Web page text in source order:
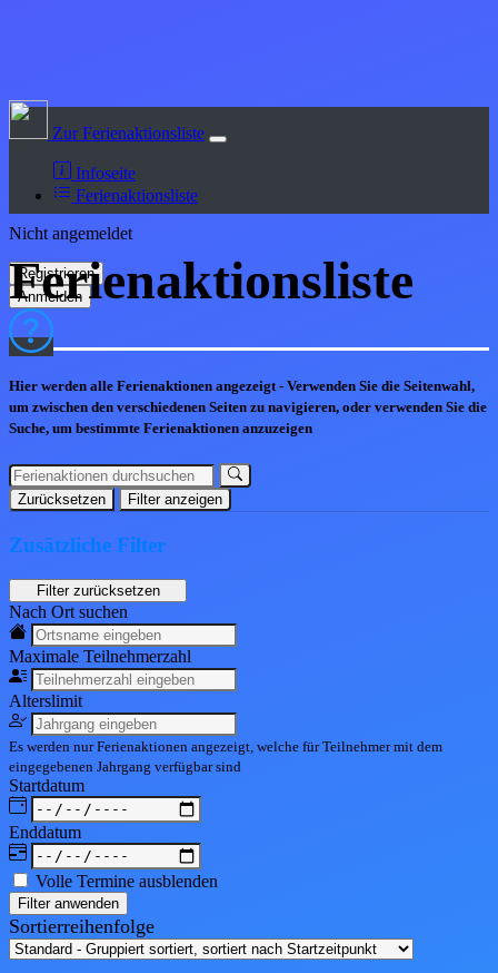
Zur Ferienaktionsliste
Infoseite
Ferienaktionsliste
Nicht angemeldet
Ferienaktionsliste
Hier werden alle Ferienaktionen angezeigt - Verwenden Sie die Seitenwahl,
um zwischen den verschiedenen Seiten zu navigieren, oder verwenden Sie die
Suche, um bestimmte Ferienaktionen anzuzeigen
Zurücksetzen Filter anzeigen
Zusätzliche Filter
Nach Ort suchen
Maximale Teilnehmerzahl
Alterslimit
Es werden nur Ferienaktionen angezeigt, welche für Teilnehmer mit dem
eingegebenen Jahrgang verfügbar sind
Startdatum
Enddatum
Volle Termine ausblenden
Filter anwenden
Sortierreihenfolge